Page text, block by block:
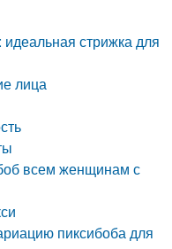
стрижка для
лица
всем женщинам с
пиксибоба для